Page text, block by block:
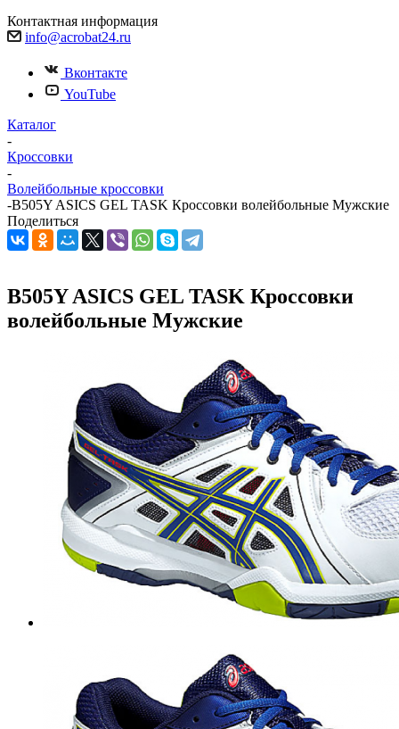
Контактная информация
info@acrobat24.ru
Вконтакте
YouTube
Каталог
-
Кроссовки
-
Волейбольные кроссовки
-B505Y ASICS GEL TASK Кроссовки волейбольные Мужские
Поделиться
B505Y ASICS GEL TASK Кроссовки
волейбольные Мужские